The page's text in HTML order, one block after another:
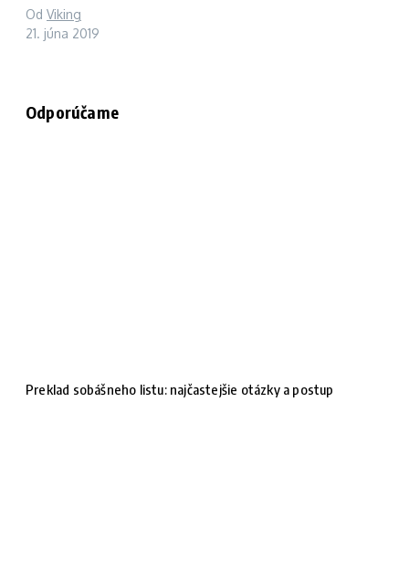
Od Viking
21. júna 2019
Odporúčame
Preklad sobášneho listu: najčastejšie otázky a postup